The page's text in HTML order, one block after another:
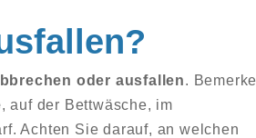
oder ausfallen.
, auf der Bettwäsche, im
Achten Sie darauf, an welchen